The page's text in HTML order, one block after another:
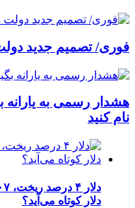
فوری/ تصمیم جدید دولت
هشدار رسمی به یارانه
نام کنید
دلار کوتاه می‌آید؟